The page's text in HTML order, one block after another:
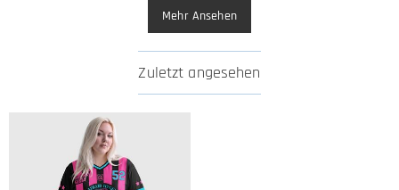
Mehr Ansehen
Zuletzt angesehen